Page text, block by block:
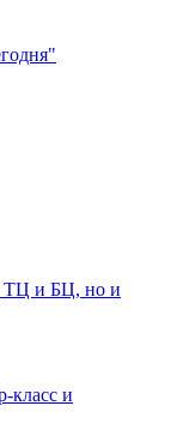
ТЦ и БЦ, но и